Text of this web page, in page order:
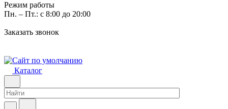
Режим работы
Пн. – Пт.: с 8:00 до 20:00
Заказать звонок
Каталог